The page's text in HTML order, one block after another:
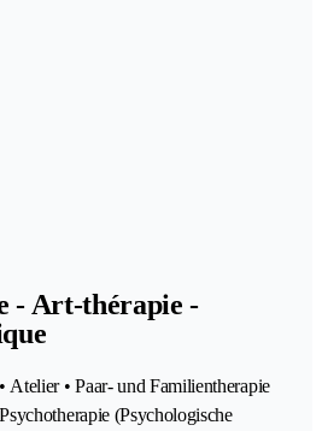
- Art-thérapie -
Atelier • Paar- und Familientherapie
(Psychologische